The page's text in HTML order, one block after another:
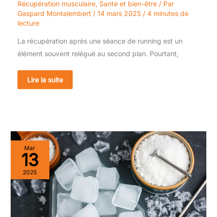
Récupération musculaire, Santé et bien-être/ Par
Gaspard Montalembert / 14 mars 2025 / 4 minutes de
lecture
La récupération après une séance de running est un
élément souvent relégué au second plan. Pourtant,
Lire la suite
Mar
13
2025
Guide
sur
les
bains
froids
pour
améliorer